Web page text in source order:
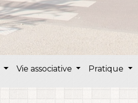
Vie associative Pratique